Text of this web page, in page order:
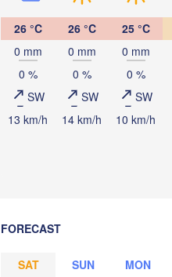
26 °C
0 mm
0 %
SW
13 km/h
26 °C
0 mm
0 %
SW
14 km/h
25 °C
0 mm
0 %
SW
10 km/h
FORECAST
SAT SUN MON
Курган
(Kurgan)